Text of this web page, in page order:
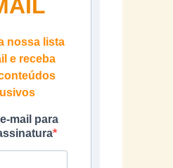
nossa lista
e receba
mail para